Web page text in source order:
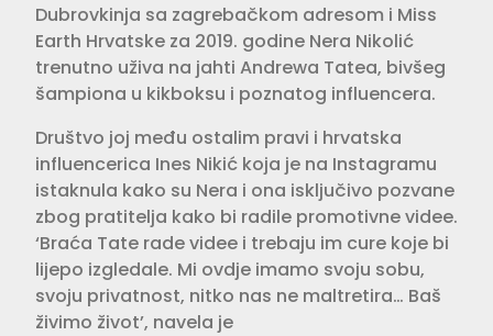
Dubrovkinja sa zagrebačkom adresom i Miss
Earth Hrvatske za 2019. godine Nera Nikolić
trenutno uživa na jahti Andrewa Tatea, bivšeg
šampiona u kikboksu i poznatog influencera.
Društvo joj među ostalim pravi i hrvatska
influencerica Ines Nikić koja je na Instagramu
istaknula kako su Nera i ona isključivo pozvane
zbog pratitelja kako bi radile promotivne videe.
‘Braća Tate rade videe i trebaju im cure koje bi
lijepo izgledale. Mi ovdje imamo svoju sobu,
svoju privatnost, nitko nas ne maltretira… Baš
živimo život’, navela je